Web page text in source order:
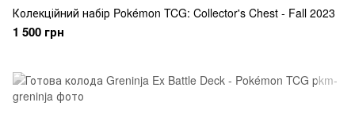
Колекційний набір Pokémon TCG: Collector's Chest - Fall 2023
1 500 грн